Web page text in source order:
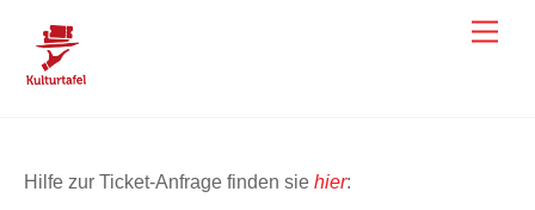
content
Hilfe zur Ticket-Anfrage finden sie hier: